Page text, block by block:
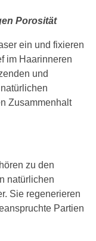
Porosität
ein und fixieren
im Haarinneren
und
Zusammenhalt
zu den
natürlichen
Sie regenerieren
Partien